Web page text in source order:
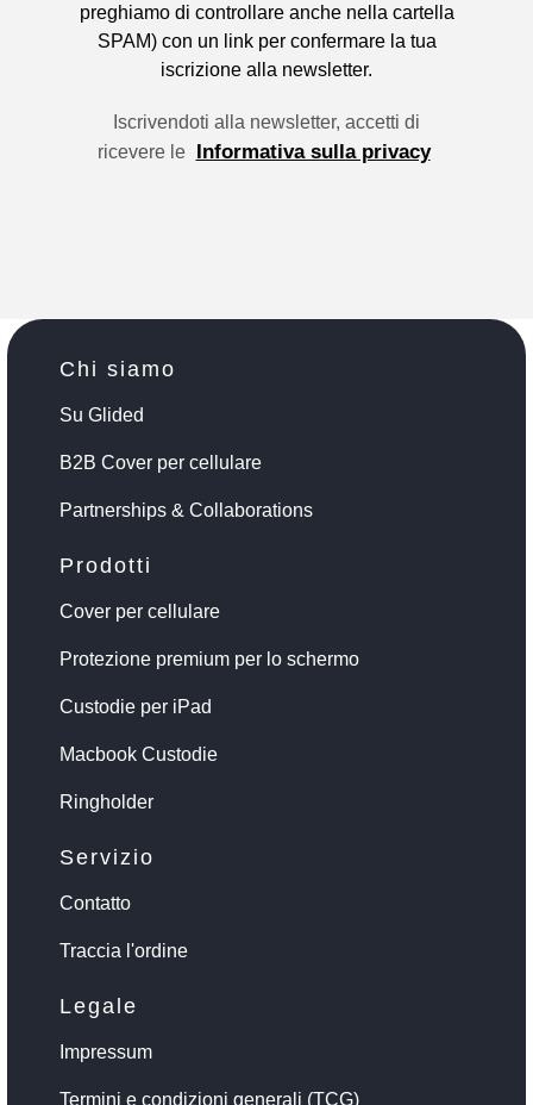
preghiamo di controllare anche nella cartella
SPAM) con un link per confermare la tua
iscrizione alla newsletter.
Iscrivendoti alla newsletter, accetti di
ricevere le Informativa sulla privacy
Chi siamo
Su Glided
B2B Cover per cellulare
Partnerships & Collaborations
Prodotti
Cover per cellulare
Protezione premium per lo schermo
Custodie per iPad
Macbook Custodie
Ringholder
Servizio
Contatto
Traccia l'ordine
Legale
Impressum
Termini e condizioni generali (TCG)